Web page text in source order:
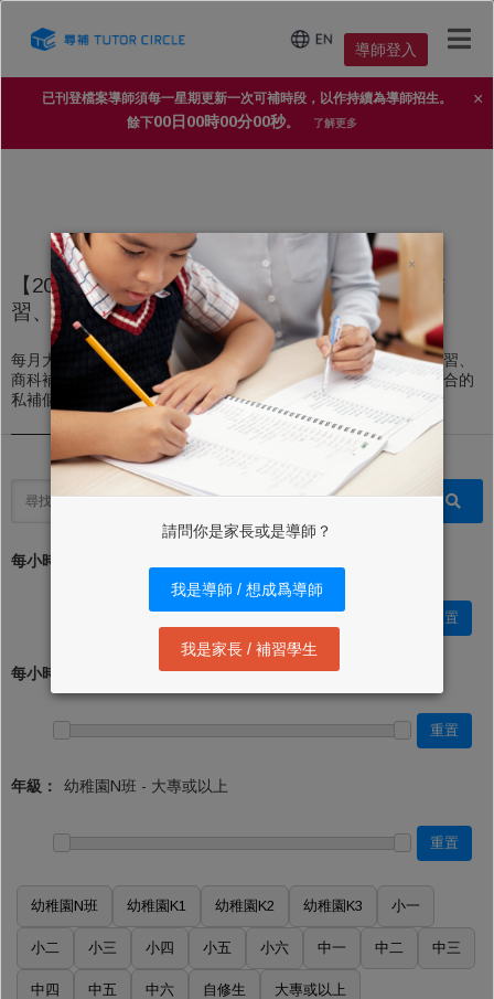
導師登入
×
已刊登檔案導師須每一星期更新一次可補時段，以作持續為導師招生。
餘下00日00時00分00秒。 了解更多
×
請問你是家長或是導師？
我是導師 / 想成爲導師
我是家長 / 補習學生
【2025年家長導師信賴 No.1 補習平台】上門補
習、私人補習個案
每月大量上門補習、私人補習個案，不論DSE文科補習、理科補習、
商科補習，還是高中、初中、小學補習，導師都能即時配對到適合的
私補個案。
每小時學費 (最低)：*
重置
每小時學費 (最高)：
重置
年級：
重置
幼稚園N班 幼稚園K1 幼稚園K2 幼稚園K3 小一
小二 小三 小四 小五 小六 中一 中二 中三
中四 中五 中六 自修生 大專或以上